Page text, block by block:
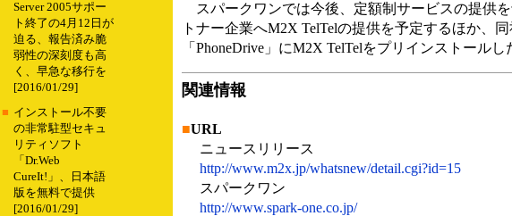
Server 2005サポー
ト終了の4月12日が
迫る、報告済み脆
弱性の深刻度も高
く、早急な移行を
[2016/01/29]
■ インストール不要
の非常駐型セキュ
リティソフト
「Dr.Web
CureIt!」、日本語
版を無料で提供
[2016/01/29]
スパークワンでは今後、定額制サービスの提供
トナー企業へM2X TelTelの提供を予定するほか、
「PhoneDrive」にM2X TelTelをプリインストール
関連情報
■URL
ニュースリリース
http://www.m2x.jp/whatsnew/detail.cgi?id=15
スパークワン
http://www.spark-one.co.jp/